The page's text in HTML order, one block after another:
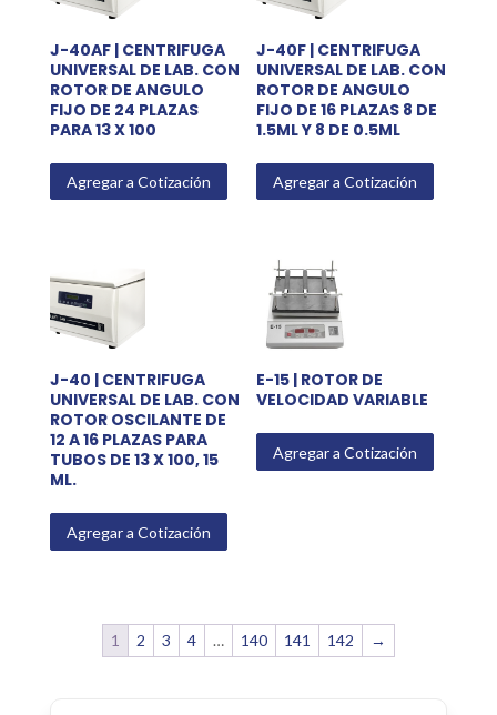
J-40AF | CENTRIFUGA
UNIVERSAL DE LAB. CON
ROTOR DE ANGULO
FIJO DE 24 PLAZAS
PARA 13 X 100
Agregar a Cotización
J-40F | CENTRIFUGA
UNIVERSAL DE LAB. CON
ROTOR DE ANGULO
FIJO DE 16 PLAZAS 8 DE
1.5ML Y 8 DE 0.5ML
Agregar a Cotización
J-40 | CENTRIFUGA
UNIVERSAL DE LAB. CON
ROTOR OSCILANTE DE
12 A 16 PLAZAS PARA
TUBOS DE 13 X 100, 15
ML.
Agregar a Cotización
E-15 | ROTOR DE
VELOCIDAD VARIABLE
Agregar a Cotización
1 2 3 4 … 140 141 142 →